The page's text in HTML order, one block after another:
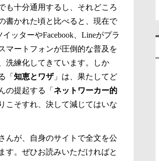
も十分通用するし、それどころ
書かれた頃と比べると、現在で
ッターやFacebook、Lineがプラ
マートフォンが圧倒的な普及を
洗練化してきています。しか
「 知恵とワザ」は、果たしてど
の提起する「 ネットワーカー的
こそすれ、決して減じてはいな
んが、自身のサイトで全文を公
す。ぜひお読みいただければと